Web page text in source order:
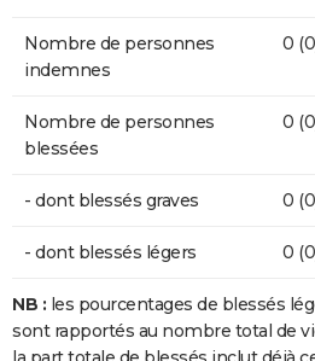
Nombre de personnes
indemnes
0
Nombre de personnes
blessées
0
- dont blessés graves 0
- dont blessés légers 0
NB : les pourcentages de blessés
sont rapportés au nombre total de